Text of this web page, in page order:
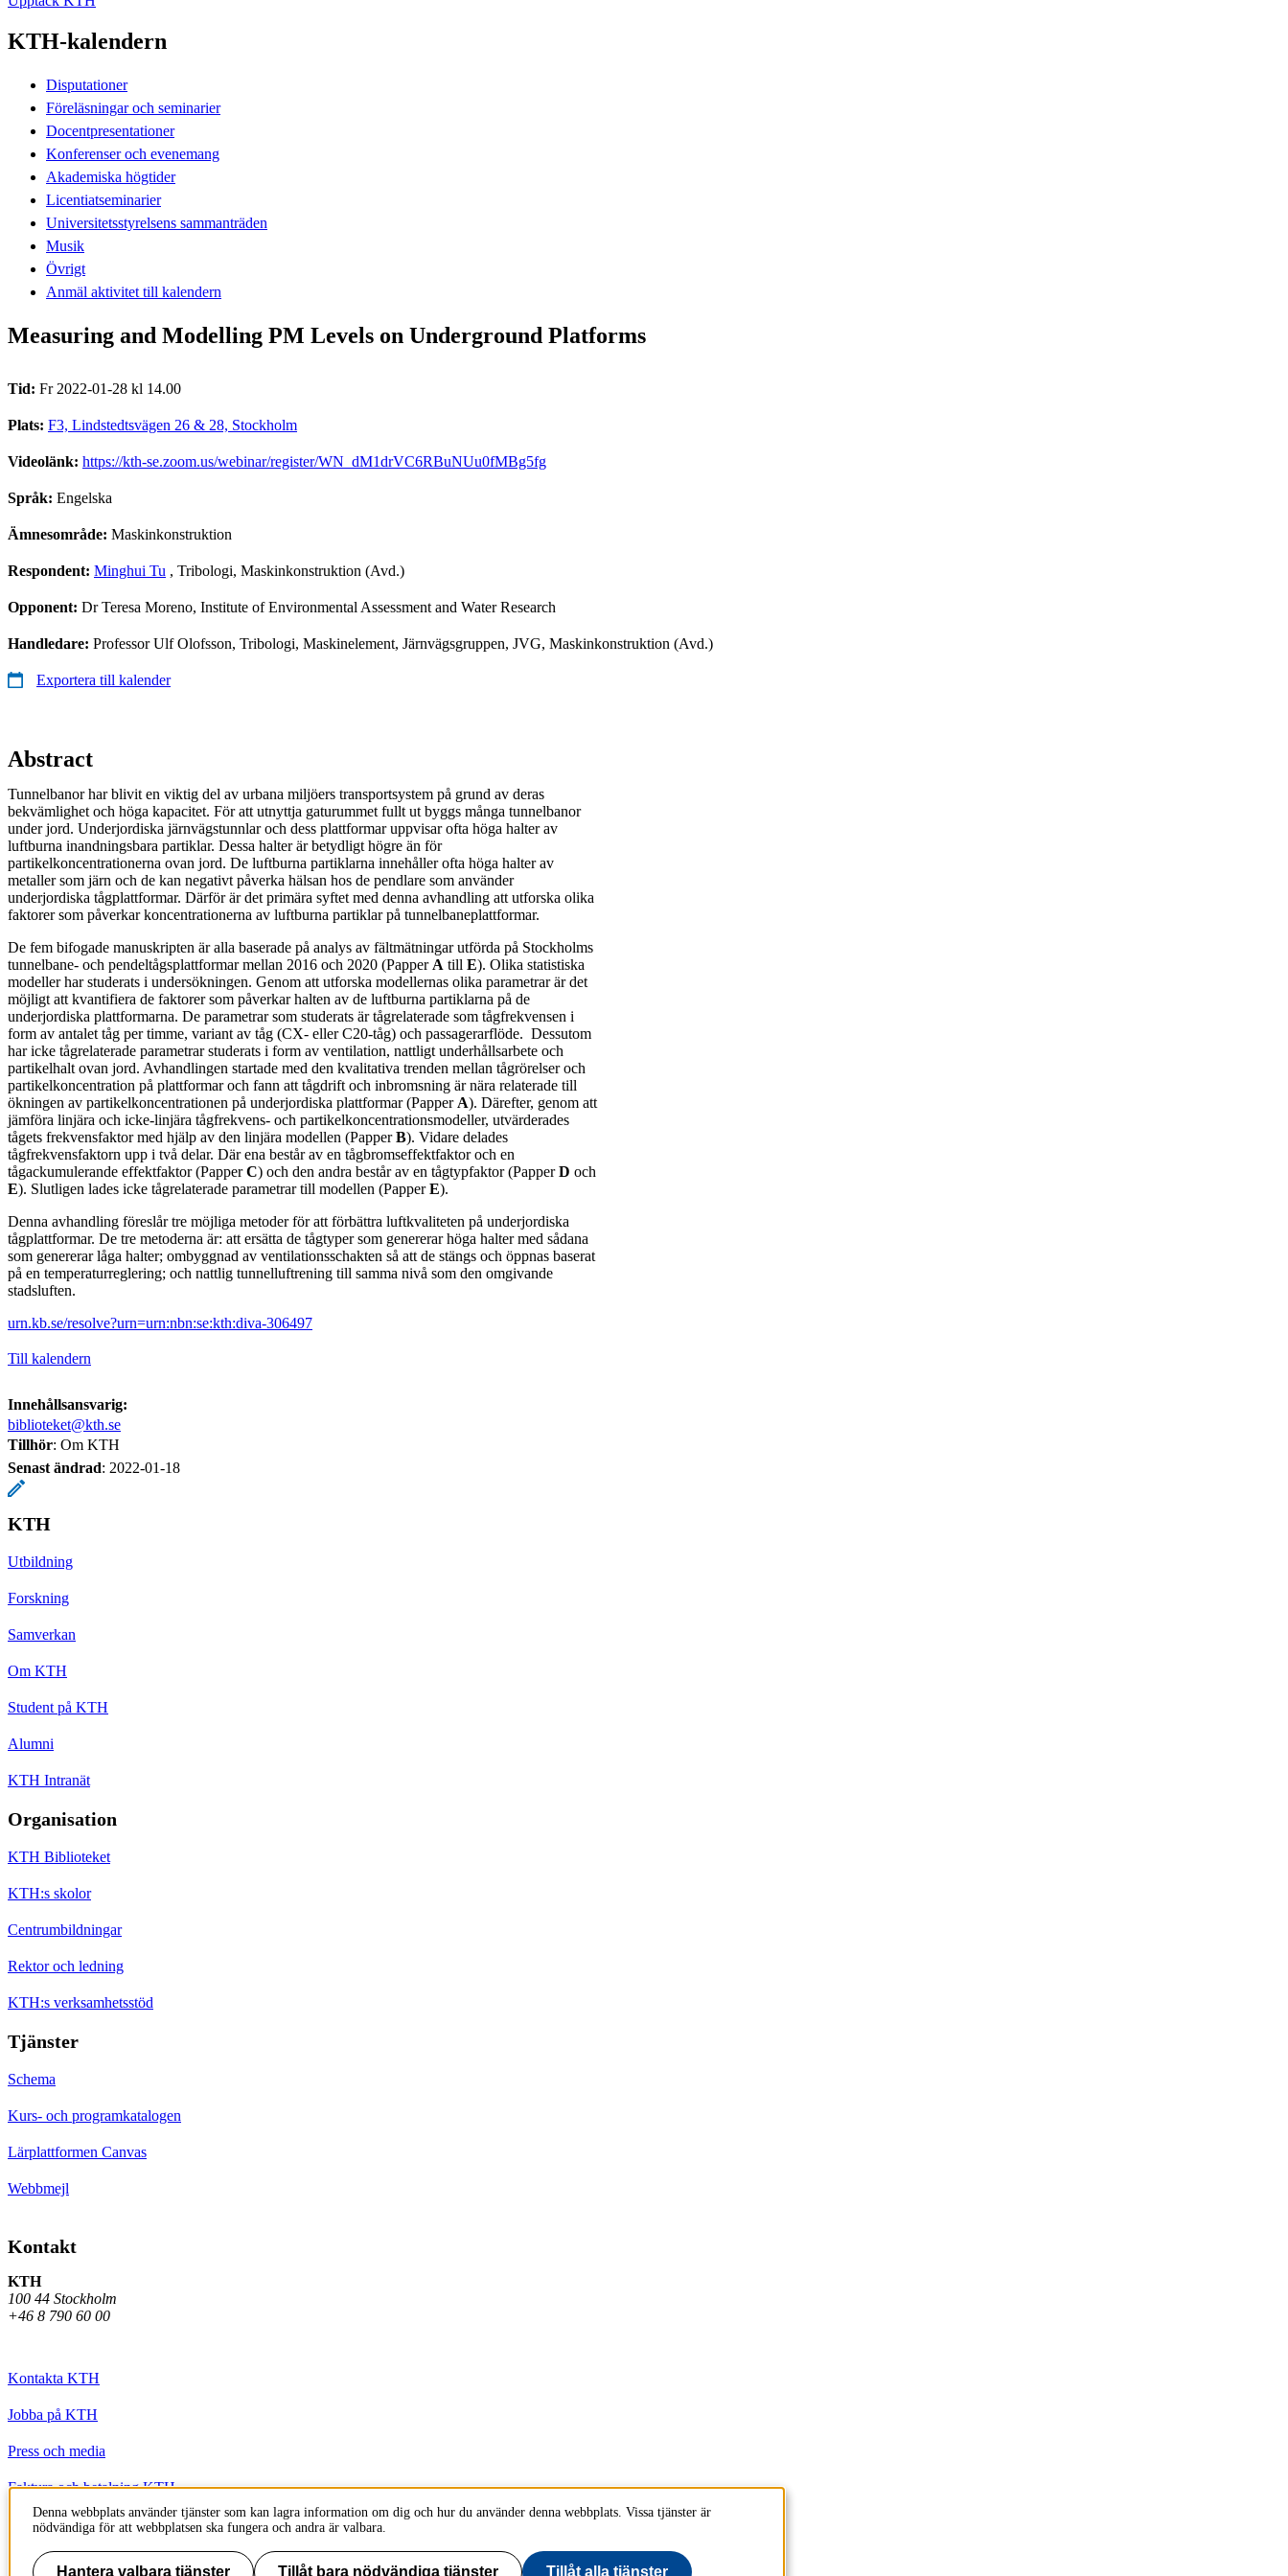
KTH-kalendern
Disputationer
Föreläsningar och seminarier
Docentpresentationer
Konferenser och evenemang
Akademiska högtider
Licentiatseminarier
Universitetsstyrelsens sammanträden
Musik
Övrigt
Anmäl aktivitet till kalendern
Measuring and Modelling PM Levels on Underground Platforms
Tid: Fr 2022-01-28 kl 14.00
Plats: F3, Lindstedtsvägen 26 & 28, Stockholm
Videolänk: https://kth-se.zoom.us/webinar/register/WN_dM1drVC6RBuNUu0fMBg5fg
Språk: Engelska
Ämnesområde: Maskinkonstruktion
Respondent: Minghui Tu , Tribologi, Maskinkonstruktion (Avd.)
Opponent: Dr Teresa Moreno, Institute of Environmental Assessment and Water Research
Handledare: Professor Ulf Olofsson, Tribologi, Maskinelement, Järnvägsgruppen, JVG, Maskinkonstruktion (Avd.)
Exportera till kalender
Abstract
Tunnelbanor har blivit en viktig del av urbana miljöers transportsystem på grund av deras
bekvämlighet och höga kapacitet. För att utnyttja gaturummet fullt ut byggs många tunnelbanor
under jord. Underjordiska järnvägstunnlar och dess plattformar uppvisar ofta höga halter av
luftburna inandningsbara partiklar. Dessa halter är betydligt högre än för
partikelkoncentrationerna ovan jord. De luftburna partiklarna innehåller ofta höga halter av
metaller som järn och de kan negativt påverka hälsan hos de pendlare som använder
underjordiska tågplattformar. Därför är det primära syftet med denna avhandling att utforska olika
faktorer som påverkar koncentrationerna av luftburna partiklar på tunnelbaneplattformar.
De fem bifogade manuskripten är alla baserade på analys av fältmätningar utförda på Stockholms
tunnelbane- och pendeltågsplattformar mellan 2016 och 2020 (Papper A till E). Olika statistiska
modeller har studerats i undersökningen. Genom att utforska modellernas olika parametrar är det
möjligt att kvantifiera de faktorer som påverkar halten av de luftburna partiklarna på de
underjordiska plattformarna. De parametrar som studerats är tågrelaterade som tågfrekvensen i
form av antalet tåg per timme, variant av tåg (CX- eller C20-tåg) och passagerarflöde. Dessutom
har icke tågrelaterade parametrar studerats i form av ventilation, nattligt underhållsarbete och
partikelhalt ovan jord. Avhandlingen startade med den kvalitativa trenden mellan tågrörelser och
partikelkoncentration på plattformar och fann att tågdrift och inbromsning är nära relaterade till
ökningen av partikelkoncentrationen på underjordiska plattformar (Papper A). Därefter, genom att
jämföra linjära och icke-linjära tågfrekvens- och partikelkoncentrationsmodeller, utvärderades
tågets frekvensfaktor med hjälp av den linjära modellen (PapperB). Vidare delades
tågfrekvensfaktorn upp i två delar. Där ena består av en tågbromseffektfaktor och en
tågackumulerande effektfaktor (PapperC) och den andra består av en tågtypfaktor (PapperD och
E). Slutligen lades icke tågrelaterade parametrar till modellen (PapperE).
Denna avhandling föreslår tre möjliga metoder för att förbättra luftkvaliteten på underjordiska
tågplattformar. De tre metoderna är: att ersätta de tågtyper som genererar höga halter med sådana
som genererar låga halter; ombyggnad av ventilationsschakten så att de stängs och öppnas baserat
på en temperaturreglering; och nattlig tunnelluftrening till samma nivå som den omgivande
stadsluften.
urn.kb.se/resolve?urn=urn:nbn:se:kth:diva-306497
Till kalendern
Innehållsansvarig:
biblioteket@kth.se
Tillhör: Om KTH
Senast ändrad: 2022-01-18
KTH
Utbildning
Forskning
Samverkan
Om KTH
Student på KTH
Alumni
KTH Intranät
Organisation
KTH Biblioteket
KTH:s skolor
Centrumbildningar
Rektor och ledning
KTH:s verksamhetsstöd
Tjänster
Schema
Kurs- och programkatalogen
Lärplattformen Canvas
Webbmejl
Kontakt
KTH
100 44 Stockholm
+46 8 790 60 00
Kontakta KTH
Jobba på KTH
Press och media
Faktura och betalning KTH
Om KTH:s webbplatser
Tillgänglighetsredogörelse
Denna webbplats använder tjänster som kan lagra information om dig och hur du använder denna webbplats. Vissa tjänster är
nödvändiga för att webbplatsen ska fungera och andra är valbara.
Hantera valbara tjänster Tillåt bara nödvändiga tjänster Tillåt alla tjänster